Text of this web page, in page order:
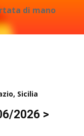
di mano
Sicilia
2026 >